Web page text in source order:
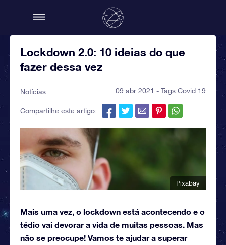
Lockdown 2.0: 10 ideias do que
fazer dessa vez
Notícias 09 abr 2021 - Tags:Covid 19
Compartilhe este artigo:
Pixabay
Mais uma vez, o lockdown está acontecendo e o
tédio vai devorar a vida de muitas pessoas. Mas
não se preocupe! Vamos te ajudar a superar